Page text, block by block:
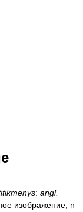
: angl.
изображение, n